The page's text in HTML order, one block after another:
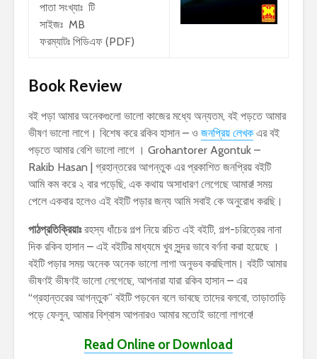
পাতা সংখ্যাঃ টি
সাইজঃ MB
ফরম্যাটঃ পিডিএফ (PDF)
Book Review
বই পড়া আমার অনেকগুলো ভালো কাজের মধ্যে অন্যতম, বই পড়তে আমার
ভীষণ ভালো লাগে। বিশেষ করে রকিব হাসান – ও জনপ্রিয় লেখক এর বই
পড়তে আমার বেশি ভালো লাগে । Grohantorer Agontuk –
Rakib Hasan | গ্রহান্তরের আগন্তুক এর প্রকাশিত জনপ্রিয় বইটি
আমি কম করে ২ বার পড়েছি, এক কথায় অসাধারণ লেগেছে আমার! সময়
পেলে একবার হলেও এই বইটি পড়ার জন্য আমি সবাই কে অনুরোধ করছি।
পাঠপ্রতিক্রিয়াঃরহস্য ধাঁচের গল্প নিয়ে রচিত এই বইটি, গল্প-চরিত্রের নানা
দিক রকিব হাসান – এই বইটির মাধ্যমে খুব সুন্দর ভাবে বর্ণনা করা হয়েছে ।
বইটি পড়ার সময় অনেক অনেক ভালো লাগা অনুভব করছিলাম। বইটি আমার
ভীষণই ভীষণই ভালো লেগেছে, আপনারা যারা রকিব হাসান – এর
“গ্রহান্তরের আগন্তুক” বইটি পড়বেন বলে ভাবছে তাদের বলবো, তাড়াতাড়ি
পড়ে ফেলুন, আমার বিশ্বাস আপনারও আমার মতোই ভালো লাগবে!
Read Online or Download